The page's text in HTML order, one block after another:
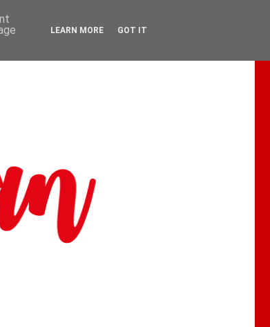
LEARN MORE GOT IT